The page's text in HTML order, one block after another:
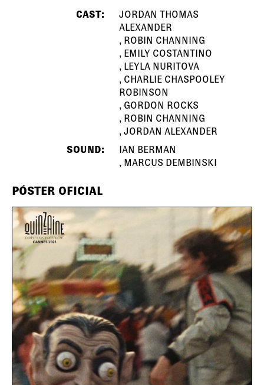
CAST:
JORDAN THOMAS
ALEXANDER
ROBIN CHANNING
EMILY COSTANTINO
LEYLA NURITOVA
CHARLIE CHASPOOLEY
ROBINSON
GORDON ROCKS
ROBIN CHANNING
JORDAN ALEXANDER
SOUND:
IAN BERMAN
MARCUS DEMBINSKI
PÓSTER OFICIAL